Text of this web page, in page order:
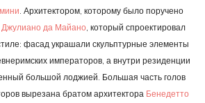
. Архитектором, которому было поручено
Джулиано да Майано , который спроектировал
фасад украшали скульптурные элементы
императоров, а внутри резиденции
большой лоджией. Большая часть голов
вырезана братом архитектора Бенедетто